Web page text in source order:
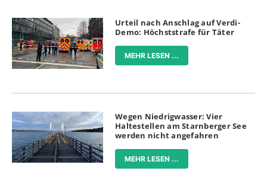
Urteil nach Anschlag auf Verdi-
Demo: Höchststrafe für Täter
MEHR LESEN ...
Wegen Niedrigwasser: Vier
Haltestellen am Starnberger See
werden nicht angefahren
MEHR LESEN ...